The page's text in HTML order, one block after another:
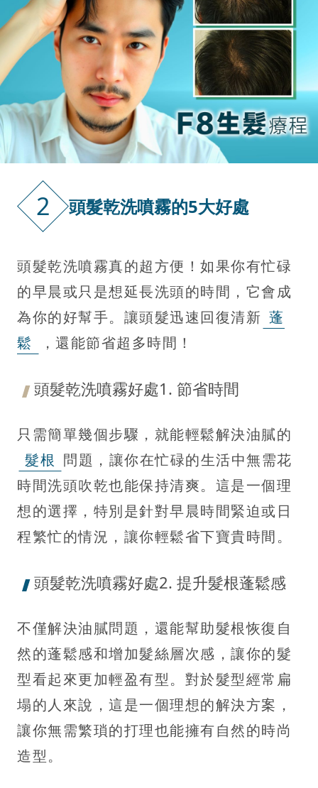
2 頭髮乾洗噴霧的5大好處
頭髮乾洗噴霧真的超方便！如果你有忙碌
的早晨或只是想延長洗頭的時間，它會成
為你的好幫手。讓頭髮迅速回復清新 蓬
鬆
，還能節省超多時間！
頭髮乾洗噴霧好處1. 節省時間
只需簡單幾個步驟，就能輕鬆解決油膩的
髮根 問題，讓你在忙碌的生活中無需花
時間洗頭吹乾也能保持清爽。這是一個理
想的選擇，特別是針對早晨時間緊迫或日
程繁忙的情況，讓你輕鬆省下寶貴時間。
頭髮乾洗噴霧好處2. 提升髮根蓬鬆感
不僅解決油膩問題，還能幫助髮根恢復自
然的蓬鬆感和增加髮絲層次感，讓你的髮
型看起來更加輕盈有型。對於髮型經常扁
塌的人來說，這是一個理想的解決方案，
讓你無需繁瑣的打理也能擁有自然的時尚
造型。